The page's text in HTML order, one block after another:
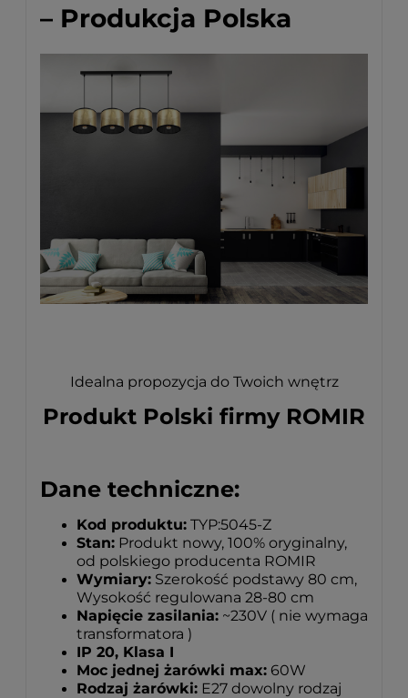
– Produkcja Polska
Idealna propozycja do Twoich wnętrz
Produkt Polski firmy ROMIR
Dane techniczne:
Kod produktu: TYP:5045-Z
Stan: Produkt nowy, 100% oryginalny,
od polskiego producenta ROMIR
Wymiary: Szerokość podstawy 80 cm,
Wysokość regulowana 28-80 cm
Napięcie zasilania: ~230V ( nie wymaga
transformatora )
IP 20, Klasa I
Moc jednej żarówki max: 60W
Rodzaj żarówki: E27 dowolny rodzaj